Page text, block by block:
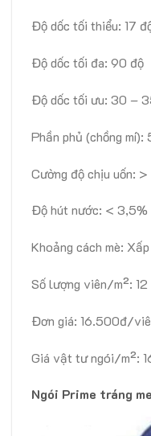
Độ dốc tối thiểu: 17
Độ dốc tối đa: 90 độ
Độ dốc tối ưu: 30 –
Phần phủ (chồng mí):
Cường độ chịu uốn:
Độ hút nước: < 3,5%
Khoảng cách mè:
Số lượng viên/m²: 12
Đơn giá: 16.500đ/
Giá vật tư ngói/m²:
Ngói Prime tráng